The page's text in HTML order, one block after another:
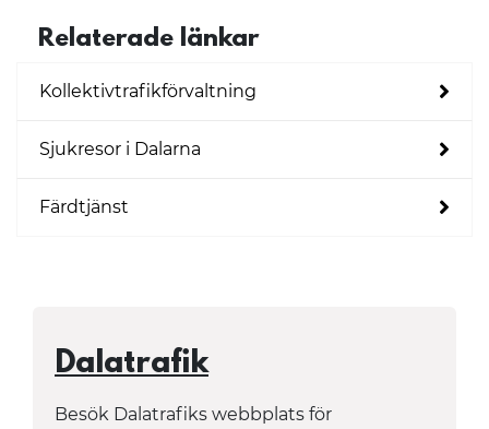
Relaterade länkar
Kollektivtrafikförvaltning
Sjukresor i Dalarna
Färdtjänst
Dalatrafik
Besök Dalatrafiks webbplats för